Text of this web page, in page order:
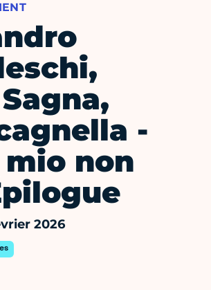
-
mio non
2026